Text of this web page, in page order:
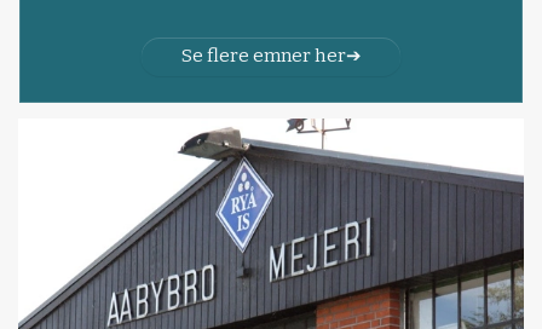
Se flere emner her